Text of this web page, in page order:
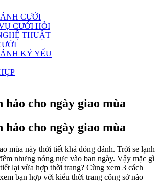
CƯỚI
CƯỚI HỎI
THUẬT
KỶ YẾU
hảo cho ngày giao mùa
hảo cho ngày giao mùa
mùa này thời tiết khá đỏng đảnh. Trời se lạnh
nhưng nóng nực vào ban ngày. Vậy mặc gì
lại vừa hợp thời trang? Cùng xem 3 cách
bạn hợp với kiểu thời trang công sở nào